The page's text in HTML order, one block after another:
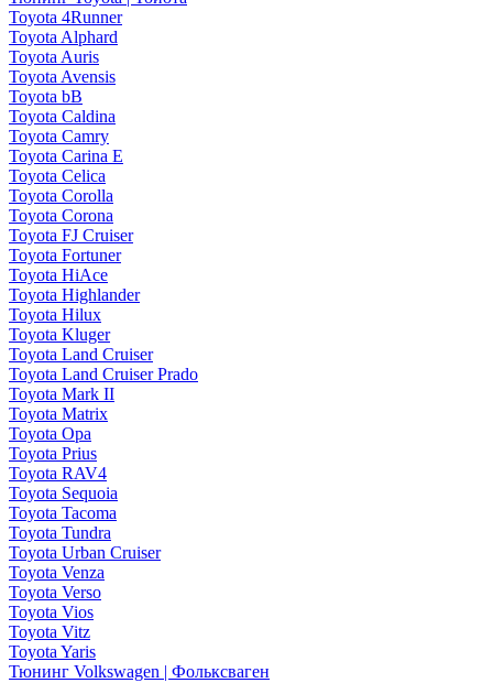
Toyota 4Runner
Toyota Alphard
Toyota Auris
Toyota Avensis
Toyota bB
Toyota Caldina
Toyota Camry
Toyota Carina E
Toyota Celica
Toyota Corolla
Toyota Corona
Toyota FJ Cruiser
Toyota Fortuner
Toyota HiAce
Toyota Highlander
Toyota Hilux
Toyota Kluger
Toyota Land Cruiser
Toyota Land Cruiser Prado
Toyota Mark II
Toyota Matrix
Toyota Opa
Toyota Prius
Toyota RAV4
Toyota Sequoia
Toyota Tacoma
Toyota Tundra
Toyota Urban Cruiser
Toyota Venza
Toyota Verso
Toyota Vios
Toyota Vitz
Toyota Yaris
Тюнинг Volkswagen | Фольксваген